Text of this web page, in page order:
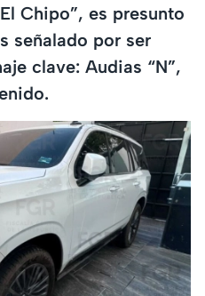
Chipo”, es presunto
señalado por ser
clave: Audias “N”,